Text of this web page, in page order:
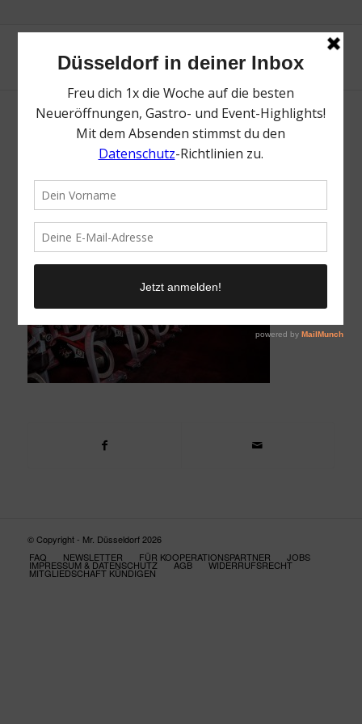
Beat81 | Topliste Neueröffnungen | Topliste |
© Copyright - Mr. Düsseldorf 2026
FAQ
NEWSLETTER FÜR KOOPERATIONSPARTNER JOBS
IMPRESSUM & DATENSCHUTZ AGB WIDERRUFSRECHT
MITGLIEDSCHAFT KÜNDIGEN